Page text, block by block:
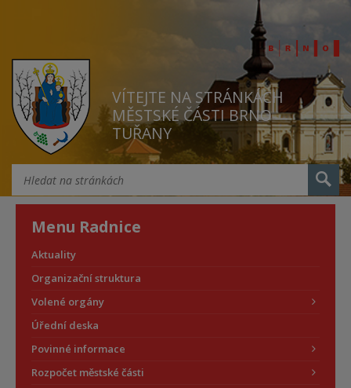
VÍTEJTE NA STRÁNKÁCH
MĚSTSKÉ ČÁSTI BRNO
TUŘANY
Menu Radnice
Aktuality
Organizační struktura
Volené orgány
Úřední deska
Povinné informace
Rozpočet městské části